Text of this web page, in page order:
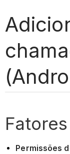
Permissões